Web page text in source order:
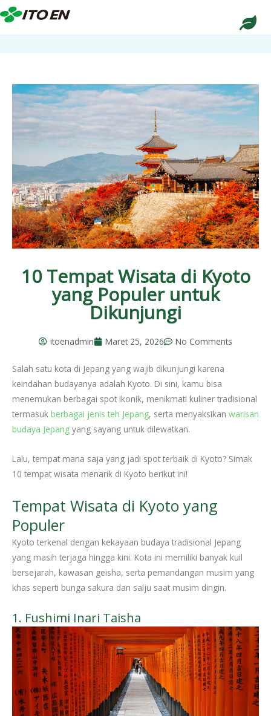
10 Tempat Wisata di Kyoto
yang Populer untuk
Dikunjungi
itoenadmin Maret 25, 2026 No Comments
Salah satu kota di Jepang yang wajib dikunjungi karena
keindahan budayanya adalah Kyoto. Di sini, kamu bisa
menemukan berbagai spot ikonik, menikmati kuliner tradisional
termasuk berbagai jenis teh Jepang, serta menyaksikan warisan
budaya Jepang yang sayang untuk dilewatkan.
Lalu, tempat mana saja yang jadi spot terbaik di Kyoto? Simak
10 tempat wisata menarik di Kyoto berikut ini!
Tempat Wisata di Kyoto yang
Populer
Kyoto terkenal dengan kekayaan budaya tradisional Jepang
yang masih terjaga hingga kini. Kota ini memiliki banyak kuil
bersejarah, kawasan geisha, serta pemandangan musim yang
khas seperti bunga sakura dan salju saat musim dingin.
1. Fushimi Inari Taisha